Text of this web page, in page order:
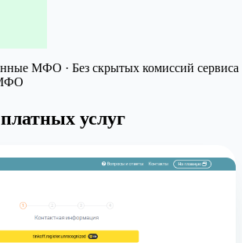
МФО · Без скрытых комиссий сервиса
МФО
услуг